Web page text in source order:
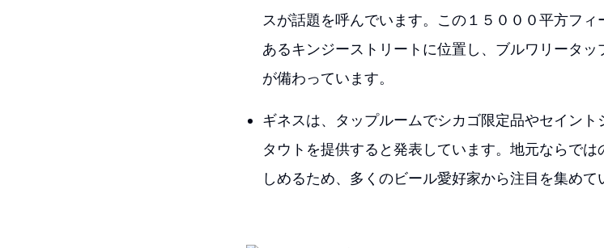
スが話題を呼んでいます。この１５０００平方フ
あるキンジーストリートに位置し、ブルワリータ
が備わっています。
ギネスは、タップルームでシカゴ限定品やセイン
タウトを提供すると発表しています。地元ならで
しめるため、多くのビール愛好家から注目を集めて